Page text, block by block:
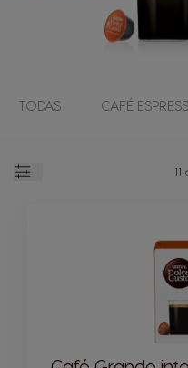
TODAS CAFÉ
11